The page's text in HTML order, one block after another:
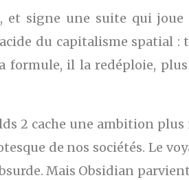
et signe une suite qui
du capitalisme spatial :
formule, il la redéploie,
2 cache une ambition plus
de nos sociétés. Le
Mais Obsidian